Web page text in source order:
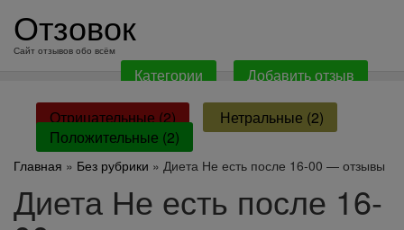
содержанию
Отзовок
Сайт отзывов обо всём
Категории Добавить отзыв
Отрицательные (2)
Нетральные (2)
Положительные (2)
Главная » Без рубрики » Диета Не есть после 16-00 — отзывы
Диета Не есть после 16-